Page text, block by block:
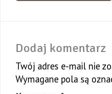
Dodaj komentarz
Twój adres e-mail nie
Wymagane pola są